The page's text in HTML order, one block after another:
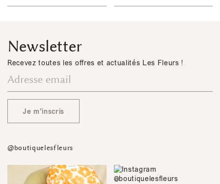
Newsletter
Recevez toutes les offres et actualités Les Fleurs !
Je m'inscris
@boutiquelesfleurs